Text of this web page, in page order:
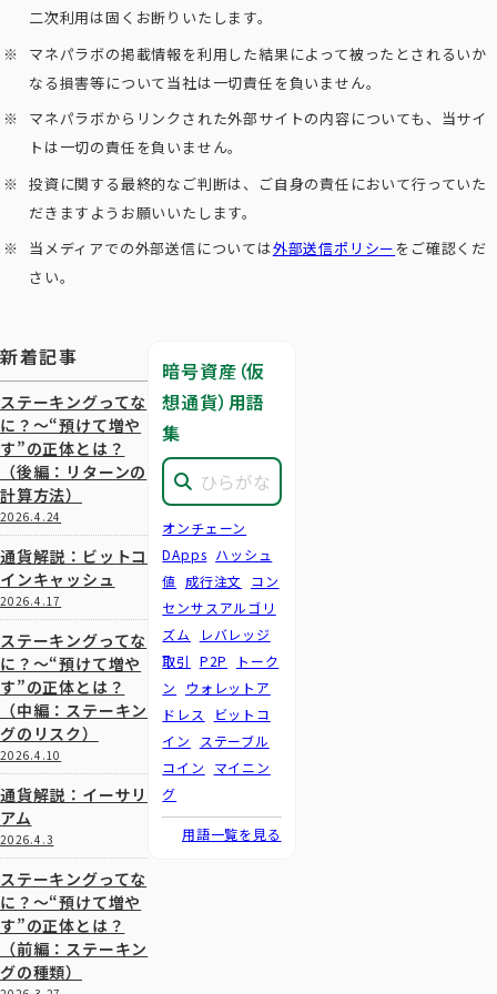
二次利用は固くお断りいたします。
マネパラボの掲載情報を利用した結果によって被ったとされるいか
なる損害等について当社は一切責任を負いません。
マネパラボからリンクされた外部サイトの内容についても、当サイ
トは一切の責任を負いません。
投資に関する最終的なご判断は、ご自身の責任において行っていた
だきますようお願いいたします。
当メディアでの外部送信については外部送信ポリシー をご確認くだ
さい。
新着記事
ステーキングってな
に？～“預けて増や
す”の正体とは？
（後編：リターンの
計算方法）
2026.4.24
通貨解説：ビットコ
インキャッシュ
2026.4.17
ステーキングってな
に？～“預けて増や
す”の正体とは？
（中編：ステーキン
グのリスク）
2026.4.10
通貨解説：イーサリ
アム
2026.4.3
ステーキングってな
に？～“預けて増や
す”の正体とは？
（前編：ステーキン
グの種類）
暗号資産（仮
想通貨）用語
集
オンチェーン
DApps ハッシュ
値 成行注文
コン
センサスアルゴリ
ズム
レバレッジ
取引
P2P
トーク
ン
ウォレットア
ドレス
ビットコ
イン
ステーブル
コイン
マイニン
グ
用語一覧を見る